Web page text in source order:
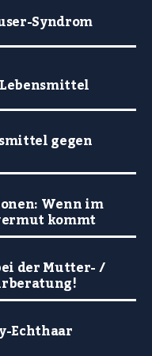
Syndrom
gegen
Wenn im
kommt
der Mutter- /
Echthaar